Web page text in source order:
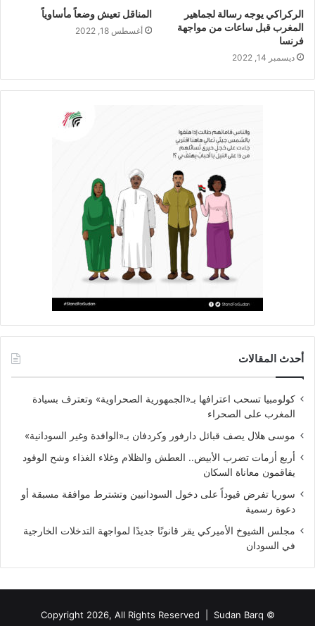
الركراكي يوجه رسالة لجماهير
المغرب قبل ساعات من مواجهة
فرنسا
ديسمبر 14, 2022
المناقل تعيش وضعاً مأساوياً
أغسطس 18, 2022
أحدث المقالات
كولومبيا تسحب اعترافها بـ«الجمهورية الصحراوية» وتعترف بسيادة
المغرب على الصحراء
موسى هلال يصف قبائل دارفور وكردفان بـ«الوافدة وغير السودانية»
أربع أزمات تضرب الأبيض.. العطش والظلام وغلاء الغذاء وشح الوقود
يفاقمون معاناة السكان
سوريا تفرض قيوداً على دخول السودانيين وتشترط موافقة مسبقة أو
دعوة رسمية
مجلس الشيوخ الأميركي يقر قانونًا جديدًا لمواجهة التدخلات الخارجية
في السودان
© Copyright 2026, All Rights Reserved |
Sudan Barq